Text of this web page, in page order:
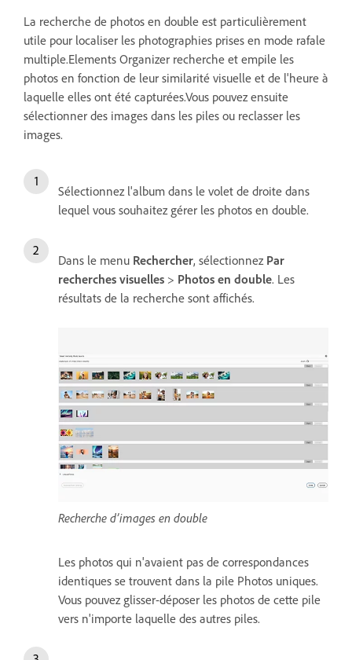
La recherche de photos en double est particulièrement
utile pour localiser les photographies prises en mode rafale
multiple.Elements Organizer recherche et empile les
photos en fonction de leur similarité visuelle et de l'heure à
laquelle elles ont été capturées.Vous pouvez ensuite
sélectionner des images dans les piles ou reclasser les
images.
Sélectionnez l'album dans le volet de droite dans
lequel vous souhaitez gérer les photos en double.
Dans le menu Rechercher, sélectionnez Par
recherches visuelles > Photos en double. Les
résultats de la recherche sont affichés.
Recherche d’images en double
Les photos qui n'avaient pas de correspondances
identiques se trouvent dans la pile Photos uniques.
Vous pouvez glisser-déposer les photos de cette pile
vers n'importe laquelle des autres piles.